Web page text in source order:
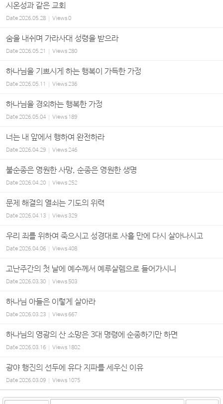
시온성과 같은 교회
Date2026.05.28 Views0
숨을 내쉬며 가라사대 성령을 받으라
Date2026.05.21 Views280
하나님을 기쁘시게 하는 행복이 가득한 가정
Date2026.05.11 Views236
하나님을 경외하는 행복한 가정
Date2026.05.04 Views 189
너는 내 앞에서 행하여 완전하라
Date2026.04.29 Views246
불순종은 영원한 사망, 순종은 영원한 생명
Date2026.04.20 Views252
문제 해결의 열쇠는 기도의 위력
Date2026.04.13 Views329
우리 죄를 위하여 죽으시고 성경대로 사흘 만에 다시 살아나시고
Date2026.04.06 Views408
고난주간의 첫 날에 예수께서 예루살렘으로 들어가시니
Date2026.03.30 Views 503
하나님 아들은 이렇게 살아라
Date2026.03.23 Views667
하나님의 영광의 산 소망은 3대 명령에 순종하기만 하면
Date2026.03.16 Views 1802
광야 행진의 선두에 유다 지파를 세우신 이유
Date2026.03.09 Views 1075